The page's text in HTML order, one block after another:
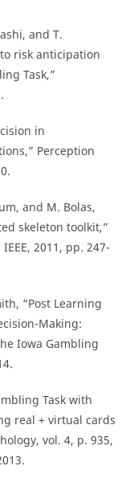
and T.
risk anticipation
Task,”
in
Perception
and M. Bolas,
skeleton toolkit,”
2011, pp. 247-
“Post Learning
Making:
Iowa Gambling
Task with
real + virtual cards
vol. 4, p. 935,